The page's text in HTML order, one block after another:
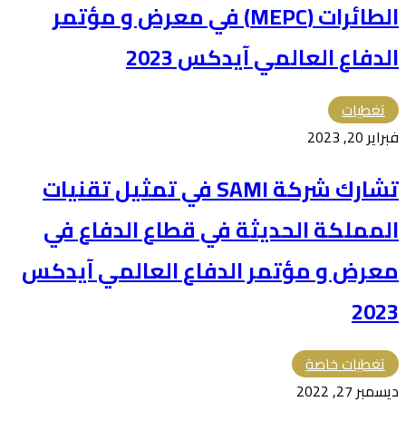
الطائرات (MEPC) في معرض و مؤتمر
الدفاع العالمي آيدكس 2023
تغطيات
فبراير 20, 2023
تشارك شركة SAMI في تمثيل تقنيات
المملكة الحديثة في قطاع الدفاع في
معرض و مؤتمر الدفاع العالمي آيدكس
2023
تغطيات خاصة
ديسمبر 27, 2022